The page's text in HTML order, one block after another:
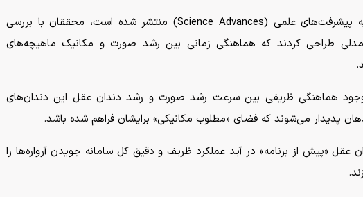
در این پژوهش تازه که در نشریه پیشرفت‌های علمی (Science Advances) منتشر شده است، محققان با بررسی
طراحی کردند که هماهنگی زمانی بین رشد صورت و مکانیک ماهیچه‌های
هماهنگی ظریفی بین سرعت رشد صورت و رشد دندان عقل این دندان‌های
می‌شوند که فضای «مطلوب مکانیکی» برایشان فراهم شده باشد.
عقل «پیش از برنامه» در آید عملکرد ظریف و دقیق کل سامانه جویدن آرواره‌ها را